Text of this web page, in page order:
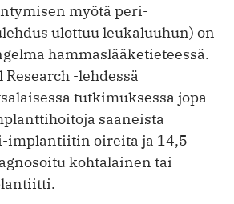
myötä peri-
ulottuu leukaluuhun) on
hammaslääketieteessä.
-lehdessä
tutkimuksessa jopa
saaneista
implantiitin oireita ja 14,5
kohtalainen tai